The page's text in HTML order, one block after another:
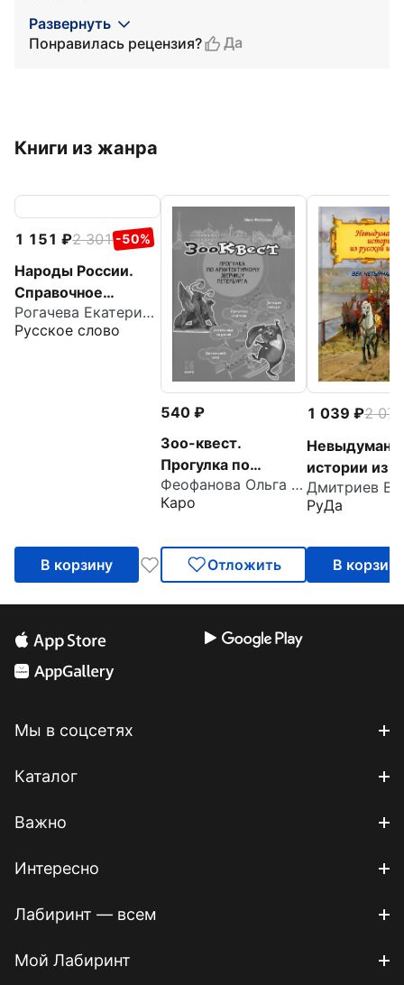
Развернуть
Понравилась рецензия?
Да
Книги из жанра
1 151 2 301 -50%
Народы России.
Справочное
пособие
Рогачева Екатерина Николаевна
Русское слово
В корзину
540
Зоо-квест.
Прогулка по
архитектурному
зверинцу
Феофанова Ольга Викторовна
Каро
Отложить
1 039
2 078
истории из
истории.
РуДа
В корзину
Мы в соцсетях
Каталог
Важно
Интересно
Лабиринт — всем
Мой Лабиринт